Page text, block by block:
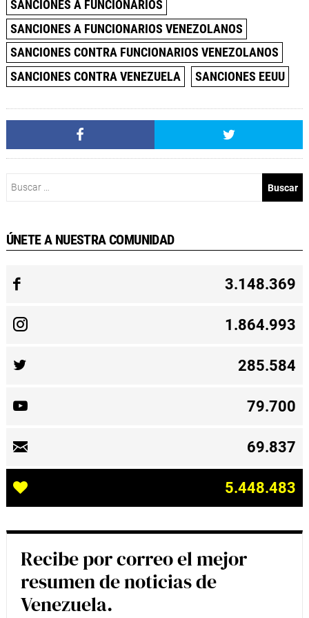
SANCIONES A FUNCIONARIOS
SANCIONES A FUNCIONARIOS VENEZOLANOS
SANCIONES CONTRA FUNCIONARIOS VENEZOLANOS
SANCIONES CONTRA VENEZUELA
SANCIONES EEUU
ÚNETE A NUESTRA COMUNIDAD
3.148.369
1.864.993
285.584
79.700
69.837
5.448.483
Recibe por correo el mejor
resumen de noticias de
Venezuela.